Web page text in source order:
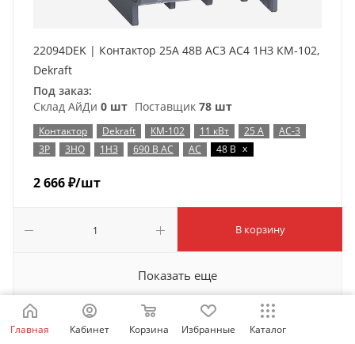
22094DEK | Контактор 25А 48В АС3 АС4 1НЗ КМ-102,
Dekraft
Под заказ:
Склад АйДи 0 шт Поставщик 78 шт
Контактор Dekraft КМ-102 11 кВт 25 А
AC-3
3P
3НО 1НЗ 690 В AC AC 48 В x
2 666₽/шт
В корзину
Показать еще
1 2 9
Главная Кабинет Корзина Избранные Каталог